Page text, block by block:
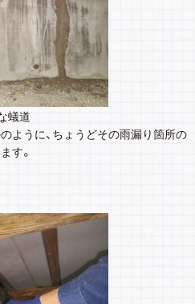
蟻道
ように、ちょうどその雨漏り箇所の
す。